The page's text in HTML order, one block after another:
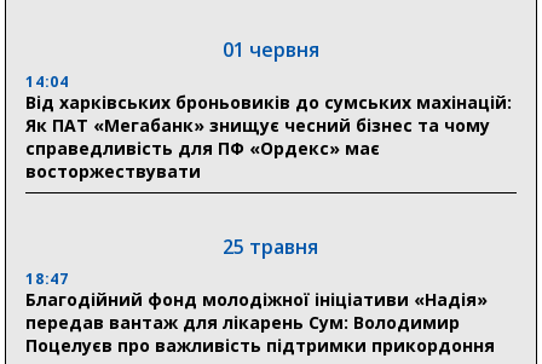
Артем Кобзар вручив родинам 20 полеглих Героїв
відзнаки «Почесного громадянина міста Суми»
30 липня
18:33
Олексій Романько долучився до обговорення Плану
стійкості Сумщини з Прем’єр-міністром
01 червня
14:04
Від харківських броньовиків до сумських махінацій:
Як ПАТ «Мегабанк» знищує чесний бізнес та чому
справедливість для ПФ «Ордекс» має
восторжествувати
25 травня
18:47
Благодійний фонд молодіжної ініціативи «Надія»
передав вантаж для лікарень Сум: Володимир
Поцелуєв про важливість підтримки прикордоння